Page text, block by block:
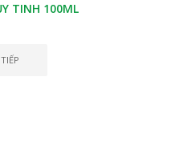
TINH 100ML